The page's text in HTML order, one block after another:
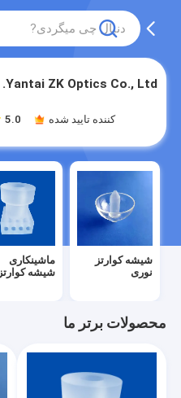
Yantai ZK Optics Co., Ltd.
5.0 کننده تایید شده
شیشه کوارتز
نوری
ماشینکاری
شیشه کوارتز
محصولات برتر ما